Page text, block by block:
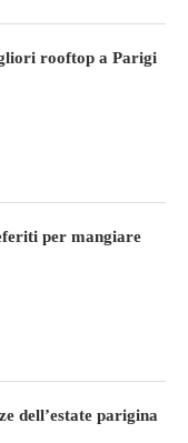
rooftop a Parigi
per mangiare
dell’estate parigina